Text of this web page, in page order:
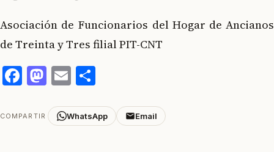
Asociación de Funcionarios del Hogar de Ancianos
de Treinta y Tres filial PIT-CNT
Facebook
Mastodon
Email
COMPARTIR WhatsApp Email